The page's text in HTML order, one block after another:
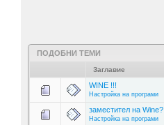
ПОДОБНИ ТЕМИ
Заглавие
WINE !!!
Настройка на програми
заместител на Wine?
Настройка на програми